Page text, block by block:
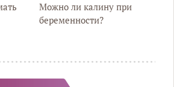
Можно ли калину при
беременности?